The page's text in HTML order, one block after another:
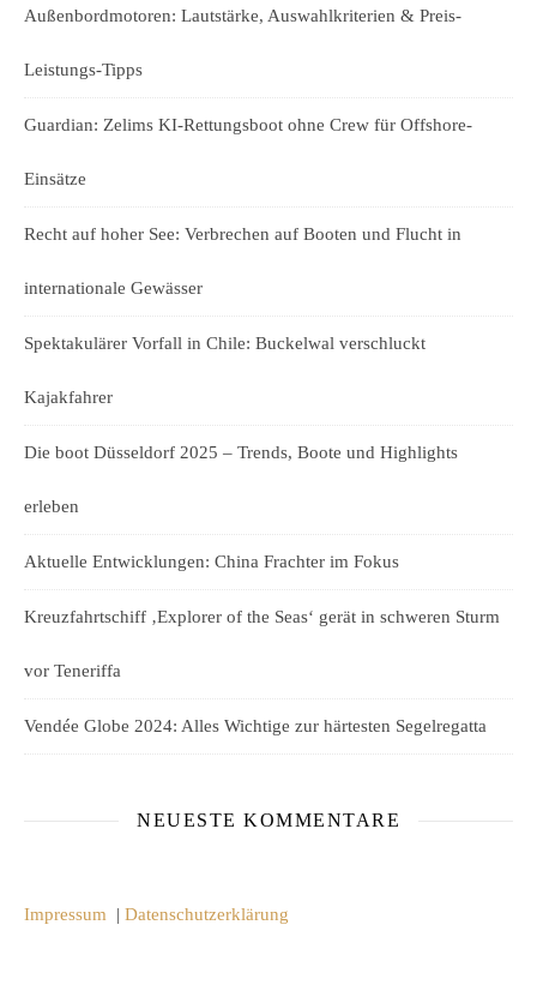
Außenbordmotoren: Lautstärke, Auswahlkriterien & Preis-
Leistungs-Tipps
Guardian: Zelims KI-Rettungsboot ohne Crew für Offshore-
Einsätze
Recht auf hoher See: Verbrechen auf Booten und Flucht in
internationale Gewässer
Spektakulärer Vorfall in Chile: Buckelwal verschluckt
Kajakfahrer
Die boot Düsseldorf 2025 – Trends, Boote und Highlights
erleben
Aktuelle Entwicklungen: China Frachter im Fokus
Kreuzfahrtschiff ‚Explorer of the Seas‘ gerät in schweren Sturm
vor Teneriffa
Vendée Globe 2024: Alles Wichtige zur härtesten Segelregatta
NEUESTE KOMMENTARE
Impressum | Datenschutzerklärung